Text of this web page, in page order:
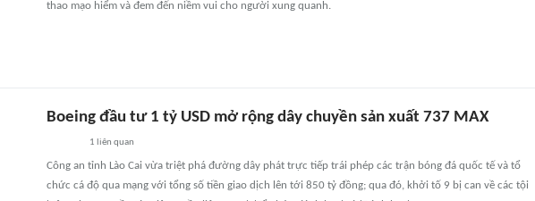
thao mạo hiểm và đem đến niềm vui cho người xung quanh.
Boeing đầu tư 1 tỷ USD mở rộng dây chuyền sản xuất 737 MAX
1 liên quan
Công an tỉnh Lào Cai vừa triệt phá đường dây phát trực tiếp trái phép các trận bóng đá quốc tế và tổ
chức cá độ qua mạng với tổng số tiền giao dịch lên tới 850 tỷ đồng; qua đó, khởi tố 9 bị can về các tội